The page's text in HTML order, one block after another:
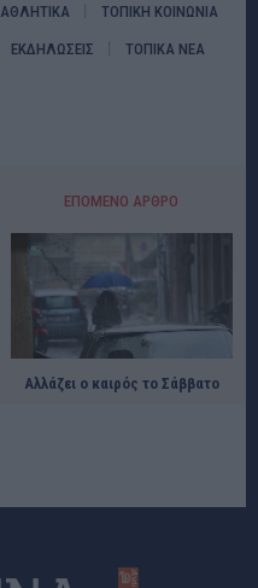
ΑΘΛΗΤΙΚΑ ΤΟΠΙΚΗ ΚΟΙΝΩΝΙΑ
ΕΚΔΗΛΩΣΕΙΣ ΤΟΠΙΚΑ ΝΕΑ
ΕΠΌΜΕΝΟ ΆΡΘΡΟ
Αλλάζει ο καιρός το Σάββατο